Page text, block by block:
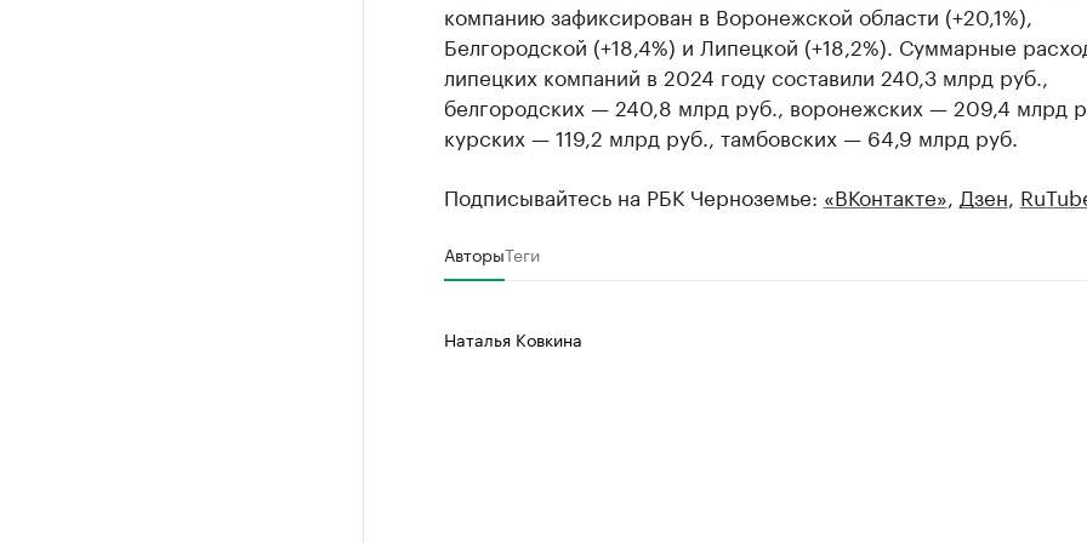
компанию зафиксирован в Воронежской области (+20,1%),
Белгородской (+18,4%) и Липецкой (+18,2%). Суммарные
липецких компаний в 2024 году составили 240,3 млрд руб.,
белгородских — 240,8 млрд руб., воронежских — 209,4 млрд
курских — 119,2 млрд руб., тамбовских — 64,9 млрд руб.
Подписывайтесь на РБК Черноземье: «ВКонтакте» Дзен
АвторыТеги
Наталья Ковкина